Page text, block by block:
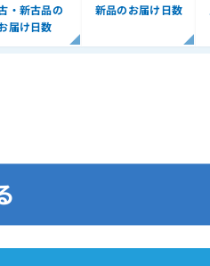
・新古品の
届け日数
新品のお届け日数